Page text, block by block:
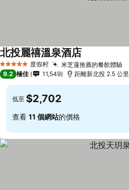
5 星級 度假村 米芝蓮推薦的餐飲體驗
北投麗禧溫泉酒店
9.2 極佳 11,549 距離新北投 2.5 公里
低至 $2,702
查看 11 個網站的價格